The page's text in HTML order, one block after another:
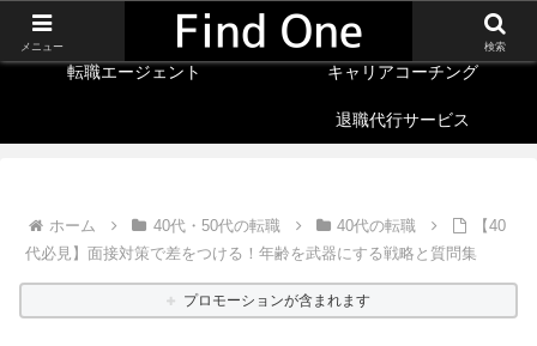
転職エージェント キャリアコーチング
退職代行サービス
ホーム 40代・50代の転職 40代の転職
【40
代必見】面接対策で差をつける！年齢を武器にする戦略と質問集
プロモーションが含まれます
メニュー 検索